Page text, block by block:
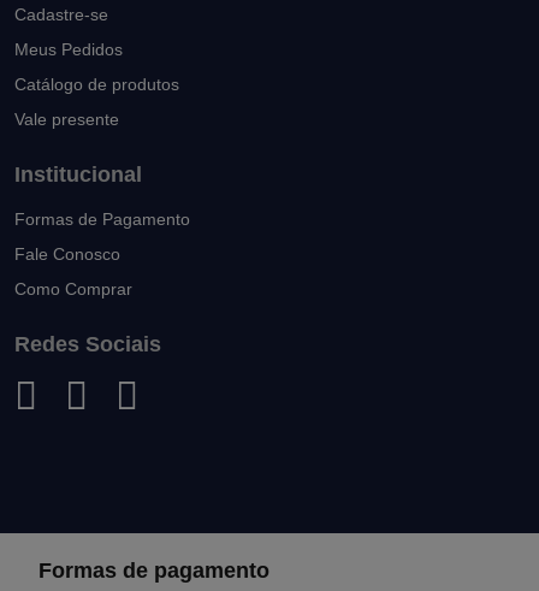
Cadastre-se
Meus Pedidos
Catálogo de produtos
Vale presente
Institucional
Formas de Pagamento
Fale Conosco
Como Comprar
Redes Sociais
Formas de pagamento